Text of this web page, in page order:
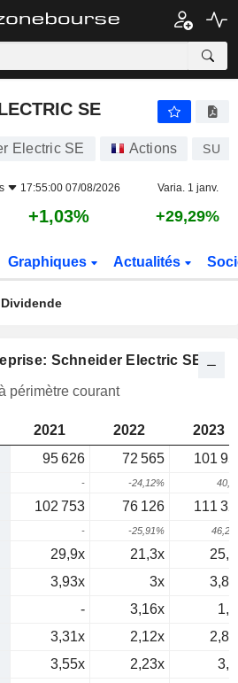
SE
SE
Electric SE Actions SU
17:55:00 07/08/2026 Varia. 1 janv.
+1,03% +29,29%
Graphiques Actualités
Dividende
Schneider Electric SE
périmètre courant
2021 2022
2023
95 626 72 565 101
- -24,12%
102 753 76 126 111
- -25,91%
29,9x 21,3x
3,93x 3x
- 3,16x
3,31x 2,12x
3,55x 2,23x